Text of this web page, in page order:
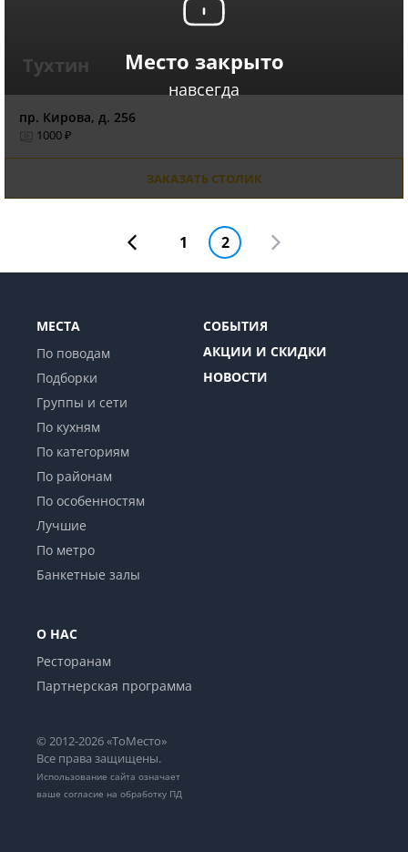
Место закрыто
навсегда
Тухтин
пр. Кирова, д. 256
1000 ₽
ЗАКАЗАТЬ СТОЛИК
1 2
МЕСТА
По поводам
Подборки
Группы и сети
По кухням
По категориям
По районам
По особенностям
Лучшие
По метро
Банкетные залы
СОБЫТИЯ
АКЦИИ И СКИДКИ
НОВОСТИ
О НАС
Ресторанам
Партнерская программа
© 2012-2026 «ТоМесто»
Все права защищены.
Использование сайта означает
ваше согласие на обработку ПД